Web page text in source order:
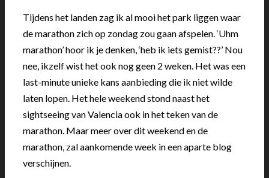
Tijdens het landen zag ik al mooi het park liggen waar
de marathon zich op zondag zou gaan afspelen. ‘Uhm
marathon’ hoor ik je denken, ‘heb ik iets gemist??’ Nou
nee, ikzelf wist het ook nog geen 2 weken. Het was een
last-minute unieke kans aanbieding die ik niet wilde
laten lopen. Het hele weekend stond naast het
sightseeing van Valencia ook in het teken van de
marathon. Maar meer over dit weekend en de
marathon, zal aankomende week in een aparte blog
verschijnen.